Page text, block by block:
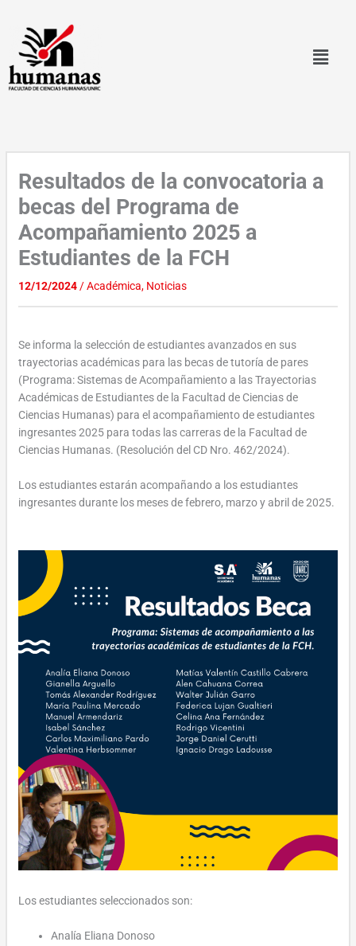
contenido
Resultados de la convocatoria a
becas del Programa de
Acompañamiento 2025 a
Estudiantes de la FCH
12/12/2024/Académica, Noticias
Se informa la selección de estudiantes avanzados en sus
trayectorias académicas para las becas de tutoría de pares
(Programa: Sistemas de Acompañamiento a las Trayectorias
Académicas de Estudiantes de la Facultad de Ciencias de
Ciencias Humanas) para el acompañamiento de estudiantes
ingresantes 2025 para todas las carreras de la Facultad de
Ciencias Humanas. (Resolución del CD Nro. 462/2024).
Los estudiantes estarán acompañando a los estudiantes
ingresantes durante los meses de febrero, marzo y abril de 2025.
Los estudiantes seleccionados son:
Analía Eliana Donoso